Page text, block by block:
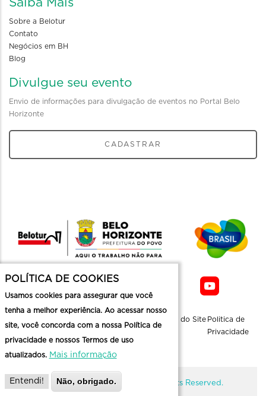
Saiba Mais
Sobre a Belotur
Contato
Negócios em BH
Blog
Divulgue seu evento
Envio de informações para divulgação de eventos no Portal Belo
Horizonte
CADASTRAR
Mapa do Site Politica de
Privacidade
@ Copyright Belotur 2026. All Rights Reserved.
POLÍTICA DE COOKIES
Usamos cookies para assegurar que você
tenha a melhor experiência. Ao acessar nosso
site, você concorda com a nossa Política de
privacidade e nossos Termos de uso
atualizados. Mais informação
Entendi! Não, obrigado.